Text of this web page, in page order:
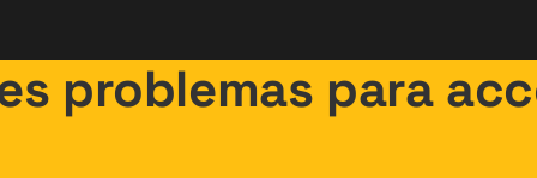
problemas para